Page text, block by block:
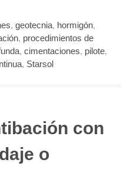
, geotecnia, hormigón,
, procedimientos de
, cimentaciones, pilote,
, Starsol
con
o